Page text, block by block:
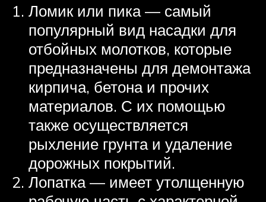
Ломик или пика — самый
популярный вид насадки для
отбойных молотков, которые
предназначены для демонтажа
кирпича, бетона и прочих
материалов. С их помощью
также осуществляется
рыхление грунта и удаление
дорожных покрытий.
Лопатка — имеет утолщенную